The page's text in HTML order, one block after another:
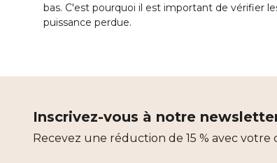
bas. C'est pourquoi il est important de vérifier
puissance perdue.
Inscrivez-vous à notre
Recevez une réduction de 15 % avec